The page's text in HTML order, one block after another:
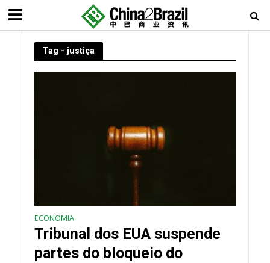
Tag - justiça
ECONOMIA
Tribunal dos EUA suspende
partes do bloqueio do